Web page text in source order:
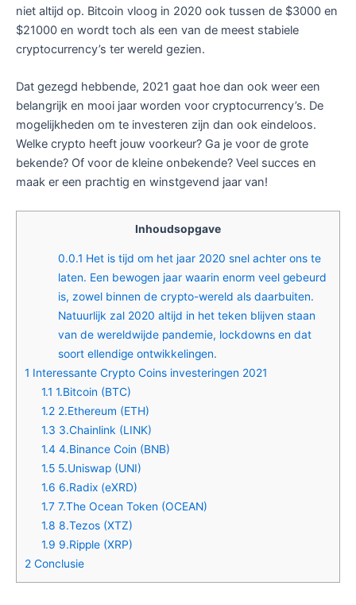
niet altijd op. Bitcoin vloog in 2020 ook tussen de $3000 en
$21000 en wordt toch als een van de meest stabiele
cryptocurrency’s ter wereld gezien.
Dat gezegd hebbende, 2021 gaat hoe dan ook weer een
belangrijk en mooi jaar worden voor cryptocurrency’s. De
mogelijkheden om te investeren zijn dan ook eindeloos.
Welke crypto heeft jouw voorkeur? Ga je voor de grote
bekende? Of voor de kleine onbekende? Veel succes en
maak er een prachtig en winstgevend jaar van!
Inhoudsopgave
0.0.1 Het is tijd om het jaar 2020 snel achter ons te
laten. Een bewogen jaar waarin enorm veel gebeurd
is, zowel binnen de crypto-wereld als daarbuiten.
Natuurlijk zal 2020 altijd in het teken blijven staan
van de wereldwijde pandemie, lockdowns en dat
soort ellendige ontwikkelingen.
1 Interessante Crypto Coins investeringen 2021
1.1 1.Bitcoin (BTC)
1.22.Ethereum (ETH)
1.3 3.Chainlink (LINK)
1.4 4.Binance Coin (BNB)
1.55.Uniswap (UNI)
1.6 6.Radix (eXRD)
1.77.The Ocean Token (OCEAN)
1.8 8.Tezos (XTZ)
1.9 9.Ripple (XRP)
2 Conclusie